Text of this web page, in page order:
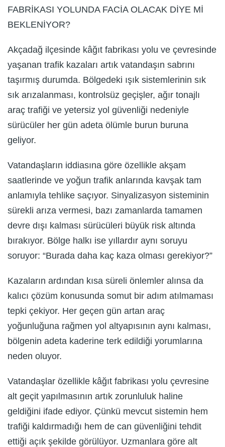
FABRİKASI YOLUNDA FACİA OLACAK DİYE Mİ
BEKLENİYOR?
Akçadağ ilçesinde kâğıt fabrikası yolu ve çevresinde
yaşanan trafik kazaları artık vatandaşın sabrını
taşırmış durumda. Bölgedeki ışık sistemlerinin sık
sık arızalanması, kontrolsüz geçişler, ağır tonajlı
araç trafiği ve yetersiz yol güvenliği nedeniyle
sürücüler her gün adeta ölümle burun buruna
geliyor.
Vatandaşların iddiasına göre özellikle akşam
saatlerinde ve yoğun trafik anlarında kavşak tam
anlamıyla tehlike saçıyor. Sinyalizasyon sisteminin
sürekli arıza vermesi, bazı zamanlarda tamamen
devre dışı kalması sürücüleri büyük risk altında
bırakıyor. Bölge halkı ise yıllardır aynı soruyu
soruyor: “Burada daha kaç kaza olması gerekiyor?”
Kazaların ardından kısa süreli önlemler alınsa da
kalıcı çözüm konusunda somut bir adım atılmaması
tepki çekiyor. Her geçen gün artan araç
yoğunluğuna rağmen yol altyapısının aynı kalması,
bölgenin adeta kaderine terk edildiği yorumlarına
neden oluyor.
Vatandaşlar özellikle kâğıt fabrikası yolu çevresine
alt geçit yapılmasının artık zorunluluk haline
geldiğini ifade ediyor. Çünkü mevcut sistemin hem
trafiği kaldırmadığı hem de can güvenliğini tehdit
ettiği açık şekilde görülüyor. Uzmanlara göre alt